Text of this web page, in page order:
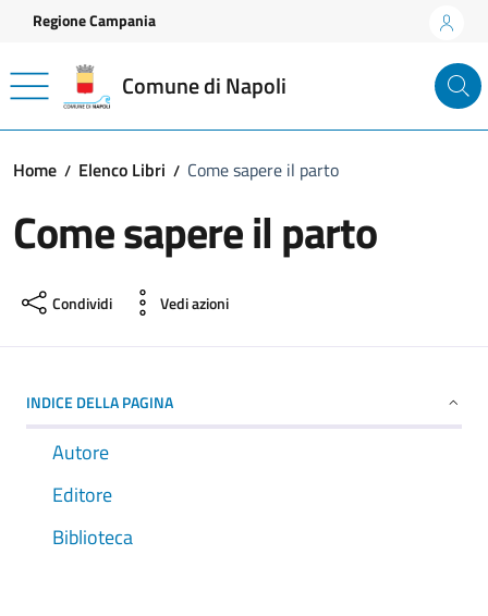
Vai ai contenuti
Vai al footer
Regione Campania
Comune di Napoli
Home Elenco Libri Come sapere il parto
Come sapere il parto
Condividi Vedi azioni
INDICE DELLA PAGINA
Autore
Editore
Biblioteca